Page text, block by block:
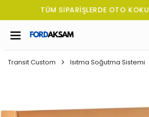
TÜM SİPARİŞLERDE OTO
Transit Custom Isıtma Soğutma Sistemi